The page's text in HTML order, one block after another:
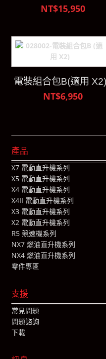
NT$15,950
電裝組合包B(適用 X2)
NT$6,950
產品
X7 電動直升機系列
X5 電動直升機系列
X4 電動直升機系列
X4II 電動直升機系列
X3 電動直升機系列
X2 電動直升機系列
R5 競速機系列
NX7 燃油直升機系列
NX4 燃油直升機系列
零件專區
支援
常見問題
問題諮詢
下載